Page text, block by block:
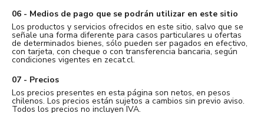
06 - Medios de pago que se podrán utilizar en este sitio
Los productos y servicios ofrecidos en este sitio, salvo que se
señale una forma diferente para casos particulares u ofertas
de determinados bienes, sólo pueden ser pagados en efectivo,
con tarjeta, con cheque o con transferencia bancaria, según
condiciones vigentes en zecat.cl.
07 - Precios
Los precios presentes en esta página son netos, en pesos
chilenos. Los precios están sujetos a cambios sin previo aviso.
Todos los precios no incluyen IVA.